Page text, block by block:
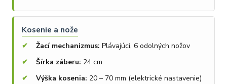
Kosenie a nože
Žací mechanizmus: Plávajúci, 6 odolných nožov
Šírka záberu: 24 cm
Výška kosenia: 20 – 70 mm (elektrické nastavenie)